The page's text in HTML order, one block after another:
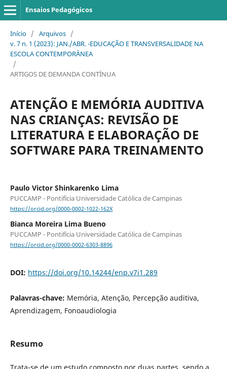
Ensaios Pedagógicos
Início / Arquivos /
v. 7 n. 1 (2023): JAN./ABR. -EDUCAÇÃO E TRANSVERSALIDADE NA
ESCOLA CONTEMPORÂNEA
/
ARTIGOS DE DEMANDA CONTÍNUA
ATENÇÃO E MEMÓRIA AUDITIVA
NAS CRIANÇAS: REVISÃO DE
LITERATURA E ELABORAÇÃO DE
SOFTWARE PARA TREINAMENTO
Paulo Victor Shinkarenko Lima
PUCCAMP - Pontifícia Universidade Católica de Campinas
https://orcid.org/0000-0002-1022-162X
Bianca Moreira Lima Bueno
PUCCAMP - Pontifícia Universidade Católica de Campinas
https://orcid.org/0000-0002-6303-8896
DOI: https://doi.org/10.14244/enp.v7i1.289
Palavras-chave: Memória, Atenção, Percepção auditiva,
Aprendizagem, Fonoaudiologia
Resumo